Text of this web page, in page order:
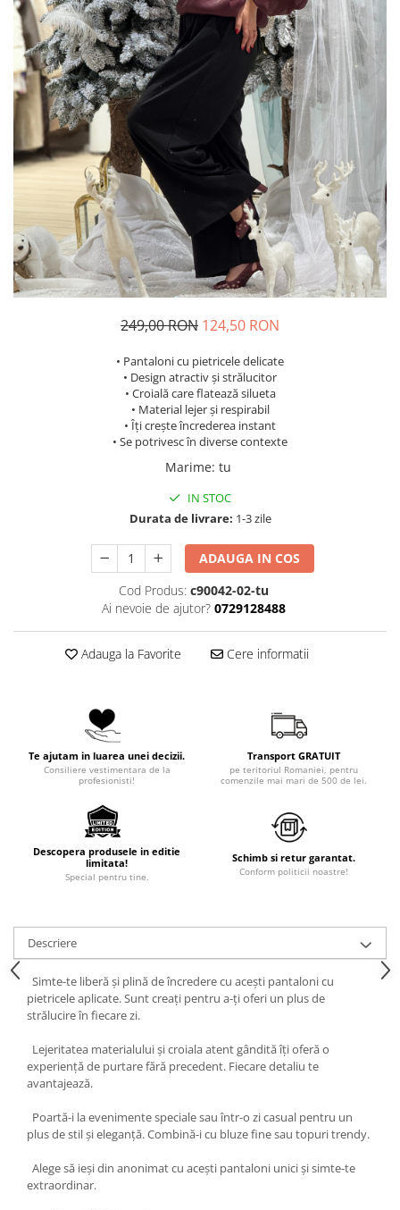
Costume de baie
249,00 RON 124,50 RON
• Pantaloni cu pietricele delicate
• Design atractiv și strălucitor
• Croială care flatează silueta
• Material lejer și respirabil
• Îți crește încrederea instant
• Se potrivesc în diverse contexte
Marime: tu
IN STOC
Durata de livrare: 1-3 zile
ADAUGA IN COS
Cod Produs: c90042-02-tu
Ai nevoie de ajutor? 0729128488
Adauga la Favorite Cere informatii
Te ajutam in luarea unei decizii.
Consiliere vestimentara de la
profesionisti!
Transport GRATUIT
pe teritoriul Romaniei, pentru
comenzile mai mari de 500 de lei.
Descopera produsele in editie
limitata!
Special pentru tine.
Schimb si retur garantat.
Conform politicii noastre!
Descriere
Simte-te liberă și plină de încredere cu acești pantaloni cu
pietricele aplicate. Sunt creați pentru a-ți oferi un plus de
strălucire în fiecare zi.
Lejeritatea materialului și croiala atent gândită îți oferă o
experiență de purtare fără precedent. Fiecare detaliu te
avantajează.
Poartă-i la evenimente speciale sau într-o zi casual pentru un
plus de stil și eleganță. Combină-i cu bluze fine sau topuri trendy.
Alege să ieși din anonimat cu acești pantaloni unici și simte-te
extraordinar.